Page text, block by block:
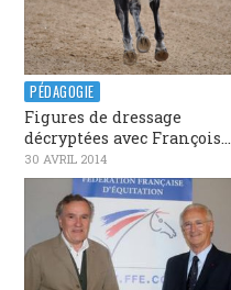
PÉDAGOGIE
Figures de dressage
décryptées avec François...
30 AVRIL 2014